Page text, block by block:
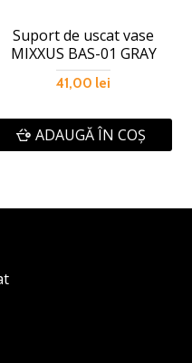
Suport de uscat vase
MIXXUS BAS-01 GRAY
41,00 lei
ADAUGĂ ÎN COŞ